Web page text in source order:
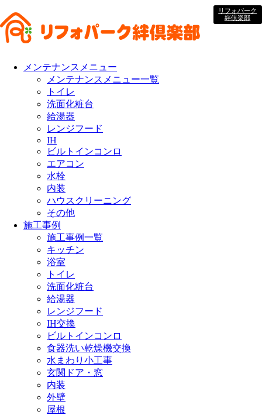
メンテナンスメニュー
メンテナンスメニュー一覧
トイレ
洗面化粧台
給湯器
レンジフード
IH
ビルトインコンロ
エアコン
水栓
内装
ハウスクリーニング
その他
施工事例
施工事例一覧
キッチン
浴室
トイレ
洗面化粧台
給湯器
レンジフード
IH交換
ビルトインコンロ
食器洗い乾燥機交換
水まわり小工事
玄関ドア・窓
内装
外壁
屋根
リフォパーク
絆倶楽部